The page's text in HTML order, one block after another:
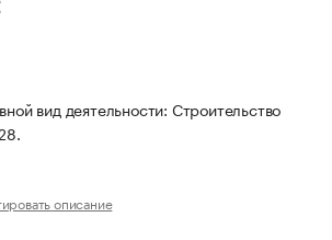
вид деятельности: Строительство
описание